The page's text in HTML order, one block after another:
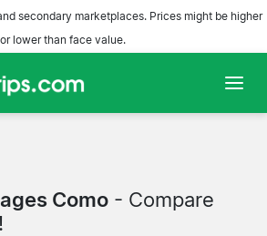
secondary marketplaces. Prices might be higher
or lower than face value.
Como - Compare